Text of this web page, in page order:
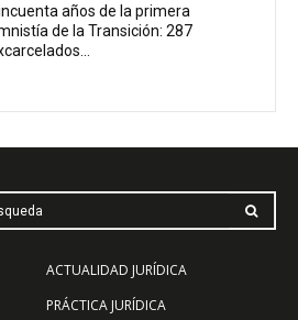
años de la primera
de la Transición: 287
ACTUALIDAD JURÍDICA
PRÁCTICA JURÍDICA